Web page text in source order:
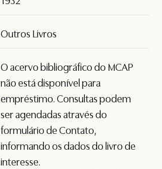
Outros Livros
O acervo bibliográfico do MCAP
não está disponível para
empréstimo. Consultas podem
ser agendadas através do
formulário deContato,
informando os dados do livro de
interesse.